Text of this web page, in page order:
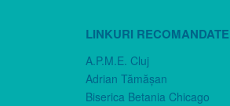
LINKURI RECOMANDATE
A.P.M.E. Cluj
Adrian Tămăşan
Biserica Betania Chicago